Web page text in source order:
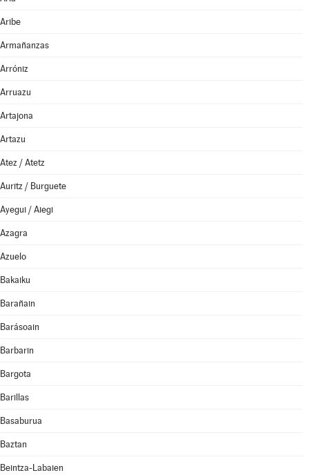
Aribe
Armañanzas
Arróniz
Arruazu
Artajona
Artazu
Atez / Atetz
Auritz / Burguete
Ayegui / Aiegi
Azagra
Azuelo
Bakaiku
Barañain
Barásoain
Barbarin
Bargota
Barillas
Basaburua
Baztan
Beintza-Labaien